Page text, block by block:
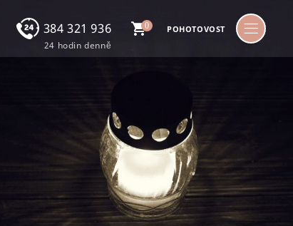
384 321 936
24 hodin denně
0 POHOTOVOST
724 224 068
Michal Žoudlík
602 162 165
Jiří Žoudlík